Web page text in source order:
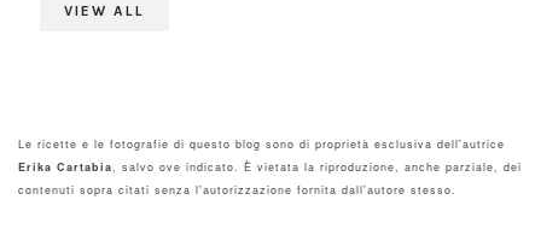
VIEW ALL
Le ricette e le fotografie di questo blog sono di proprietà esclusiva dell'autrice
Erika Cartabia , salvo ove indicato. È vietata la riproduzione, anche parziale, dei
contenuti sopra citati senza l'autorizzazione fornita dall'autore stesso.